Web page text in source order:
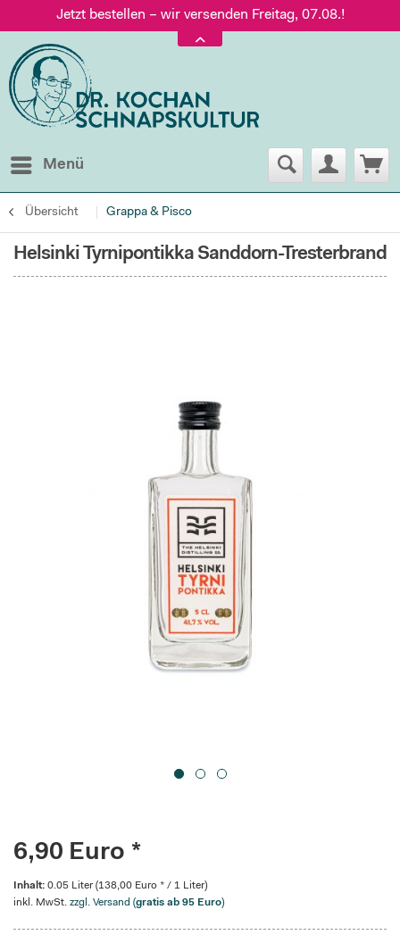
Jetzt bestellen – wir versenden Freitag, 07.08.!
Versand nur 5,60 €, gratis ab 95 € Warenwert
Jetzt bestellen – wir versenden Freitag, 07.08.!
Menü
Übersicht Grappa & Pisco
Helsinki Tyrnipontikka Sanddorn-Tresterbrand
6,90 Euro *
Inhalt: 0.05 Liter (138,00 Euro * / 1 Liter)
inkl. MwSt. zzgl. Versand (gratis ab 95 Euro)